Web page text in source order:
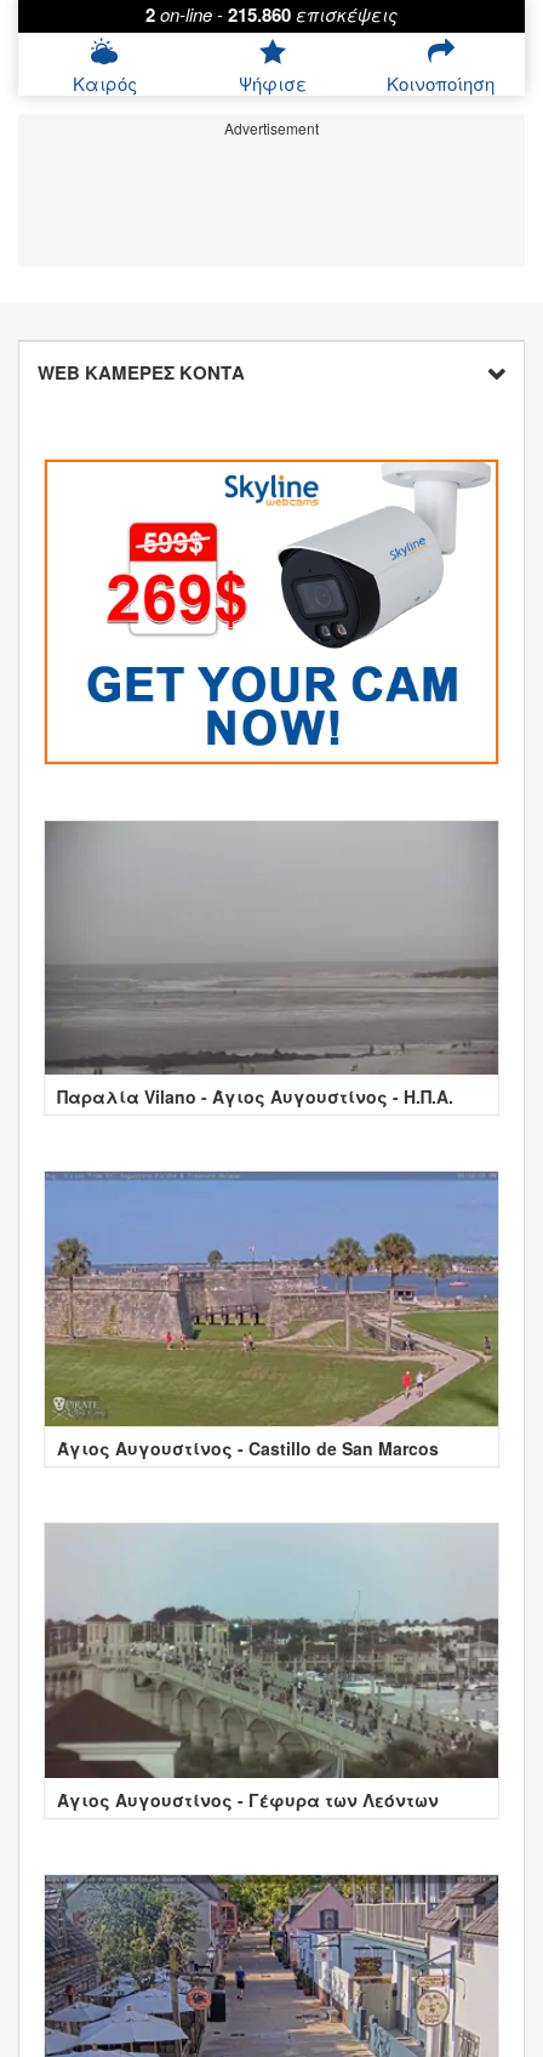
2on-line-215.860επισκέψεις
Καιρός Ψήφισε Κοινοποίηση
Advertisement
WEB ΚΑΜΕΡΕΣ ΚΟΝΤΑ
Παραλία Vilano - Άγιος Αυγουστίνος - Η.Π.Α.
Άγιος Αυγουστίνος - Castillo de San Marcos
Άγιος Αυγουστίνος - Γέφυρα των Λεόντων